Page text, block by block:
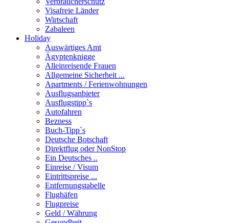
Visafreie Länder
Wirtschaft
Zabaleen
Holiday
Auswärtiges Amt
Ägyptenknigge
Alleinreisende Frauen
Allgemeine Sicherheit ...
Apartments / Ferienwohnungen
Ausflugsanbieter
Ausflugstipp`s
Autofahren
Bezness
Buch-Tipp`s
Deutsche Botschaft
Direktflug oder NonStop
Ein Deutsches ..
Einreise / Visum
Eintrittspreise ...
Entfernungstabelle
Flughäfen
Flugpreise
Geld / Währung